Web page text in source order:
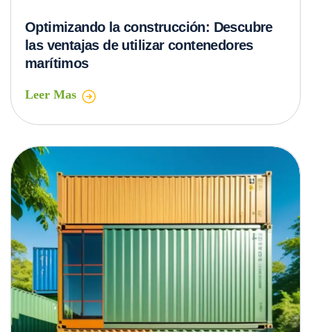
Optimizando la construcción: Descubre
las ventajas de utilizar contenedores
marítimos
Leer Mas